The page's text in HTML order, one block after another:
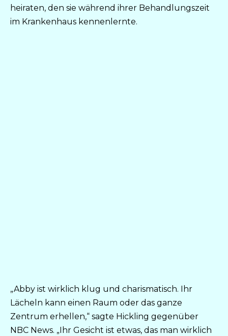
heiraten, den sie während ihrer Behandlungszeit
im Krankenhaus kennenlernte.
„Abby ist wirklich klug und charismatisch. Ihr
Lächeln kann einen Raum oder das ganze
Zentrum erhellen,“ sagte Hickling gegenüber
NBC News. „Ihr Gesicht ist etwas, das man wirklich